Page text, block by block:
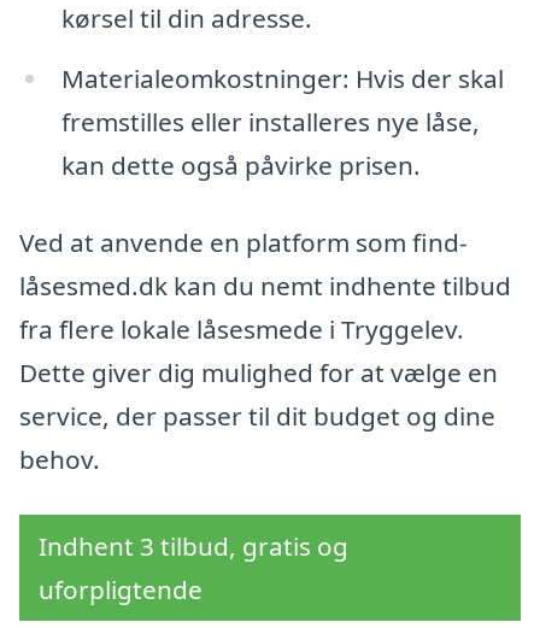
kørsel til din adresse.
Materialeomkostninger: Hvis der skal
fremstilles eller installeres nye låse,
kan dette også påvirke prisen.
Ved at anvende en platform som find-
låsesmed.dk kan du nemt indhente tilbud
fra flere lokale låsesmede i Tryggelev.
Dette giver dig mulighed for at vælge en
service, der passer til dit budget og dine
behov.
Indhent 3 tilbud, gratis og
uforpligtende